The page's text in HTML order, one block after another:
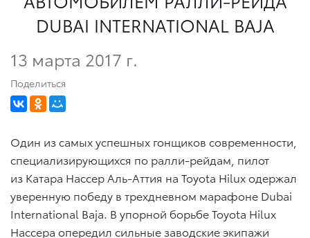
DUBAI INTERNATIONAL BAJA
13 марта 2017 г.
Поделиться
Один из самых успешных гонщиков современности,
специализирующихся по ралли-рейдам, пилот
из Катара Нассер Аль-Аттия на Toyota Hilux одержал
уверенную победу в трехдневном марафоне Dubai
International Baja. В упорной борьбе Toyota Hilux
Нассера опередил сильные заводские экипажи